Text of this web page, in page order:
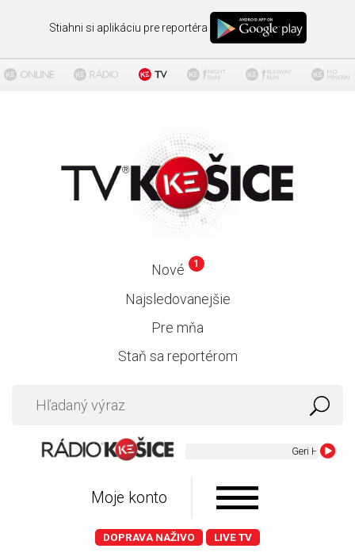
Stiahni si aplikáciu pre reportéra
Nové 1
Najsledovanejšie
Pre mňa
Staň sa reportérom
Geri Halliwell -
Moje konto
DOPRAVA NAŽIVO LIVE TV